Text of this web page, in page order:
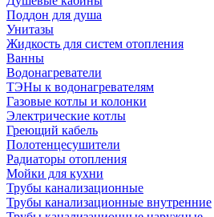
Поддон для душа
Унитазы
Жидкость для систем отопления
Ванны
Водонагреватели
ТЭНы к водонагревателям
Газовые котлы и колонки
Электрические котлы
Греющий кабель
Полотенцесушители
Радиаторы отопления
Мойки для кухни
Трубы канализационные
Трубы канализационные внутренние